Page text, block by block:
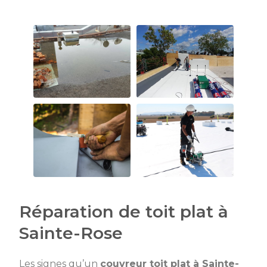
Réparation de toit plat à
Sainte-Rose
Les signes qu’un couvreur toit plat à Sainte-